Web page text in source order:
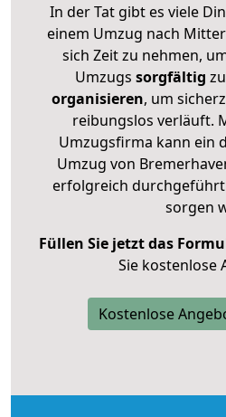
In der Tat gibt es viele
einem Umzug nach
sich Zeit zu nehmen,
Umzugs sorgfältig zu
organisieren, um
reibungslos verläuft.
Umzugsfirma kann ein
Umzug von
erfolgreich
sorgen
Füllen Sie jetzt das
Sie kostenlose
Kostenlose